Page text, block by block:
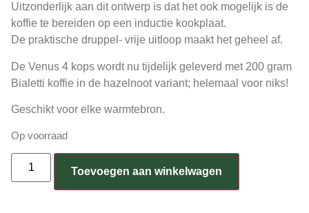
Uitzonderlijk aan dit ontwerp is dat het ook mogelijk is de
koffie te bereiden op een inductie kookplaat.
De praktische druppel- vrije uitloop maakt het geheel af.
De Venus 4 kops wordt nu tijdelijk geleverd met 200 gram
Bialetti koffie in de hazelnoot variant; helemaal voor niks!
Geschikt voor elke warmtebron.
Op voorraad
Toevoegen aan winkelwagen